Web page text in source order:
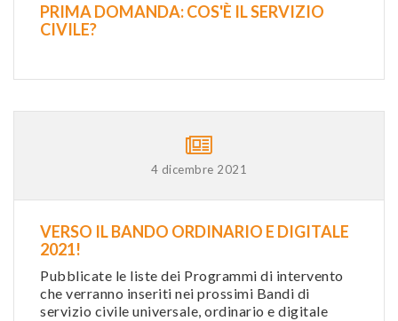
PRIMA DOMANDA: COS'È IL SERVIZIO
CIVILE?
4 dicembre 2021
VERSO IL BANDO ORDINARIO E DIGITALE
2021!
Pubblicate le liste dei Programmi di intervento
che verranno inseriti nei prossimi Bandi di
servizio civile universale, ordinario e digitale